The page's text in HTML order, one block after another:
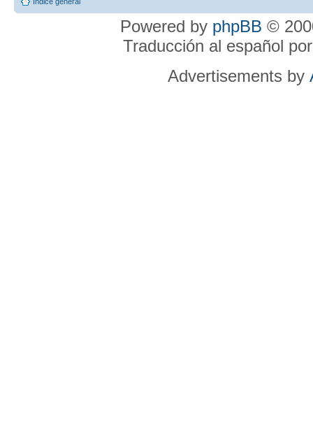
Powered by phpBB ©
Traducción al español
Advertisements by